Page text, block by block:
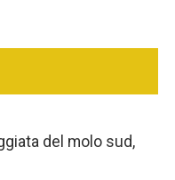
del molo sud,